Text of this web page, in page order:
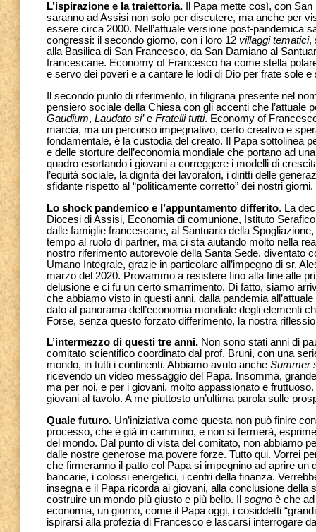
L’ispirazione e la traiettoria.
Il Papa mette così, con
saranno ad Assisi non solo per discutere, ma anche per
essere circa 2000. Nell’attuale versione post-pandemica
congressi: il secondo giorno, con i loro 12 villaggi tematici,
alla Basilica di San Francesco, da San Damiano al
francescane. Economy of Francesco ha come stella
e servo dei poveri e a cantare le lodi di Dio per frate sole
Il secondo punto di riferimento, in filigrana presente nel
pensiero sociale della Chiesa con gli accenti che
Gaudium, Laudato si’e Fratelli tutti. Economy of
marcia, ma un percorso impegnativo, certo creativo e
fondamentale, è la custodia del creato. Il Papa sottolinea
e delle storture dell’economia mondiale che portano ad
quadro esortando i giovani a correggere i modelli di
l’equità sociale, la dignità dei lavoratori, i diritti delle
sfidante rispetto al “politicamente corretto” dei nostri giorni.
Lo shock pandemico e l’appuntamento differito. La
Diocesi di Assisi, Economia di comunione, Istituto
dalle famiglie francescane, al Santuario della
tempo al ruolo di partner, ma ci sta aiutando molto nella
nostro riferimento autorevole della Santa Sede, diventato
Umano Integrale, grazie in particolare all’impegno di sr.
marzo del 2020. Provammo a resistere fino alla fine alle
delusione e ci fu un certo smarrimento. Di fatto, siamo
che abbiamo visto in questi anni, dalla pandemia
dato al panorama dell’economia mondiale degli elementi
Forse, senza questo forzato differimento, la nostra
L’intermezzo di questi tre anni. Non sono stati anni di
comitato scientifico coordinato dal prof. Bruni, con una
mondo, in tutti i continenti. Abbiamo avuto anche Summer
ricevendo un video messaggio del Papa. Insomma,
ma per noi, e per i giovani, molto appassionato e
giovani al tavolo. A me piuttosto un’ultima parola sulle
Quale futuro. Un’iniziativa come questa non può finire
processo, che è già in cammino, e non si fermerà,
del mondo. Dal punto di vista del comitato, non abbiamo
dalle nostre generose ma povere forze. Tutto qui. Vorrei
che firmeranno il patto col Papa si impegnino ad aprire un
bancarie, i colossi energetici, i centri della finanza.
insegna e il Papa ricorda ai giovani, alla conclusione della
costruire un mondo più giusto e più bello. Il sogno è che
economia, un giorno, come il Papa oggi, i cosiddetti
ispirarsi alla profezia di Francesco e lascarsi interrogare